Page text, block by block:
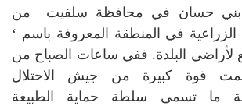
بني حسان في محافظة سلفيت من
الزراعية في المنطقة المعروفة باسم ‘
لأراضي البلدة. ففي ساعات الصباح من
قوة كبيرة من جيش الاحتلال
ما تسمى سلطة حماية الطبيعة